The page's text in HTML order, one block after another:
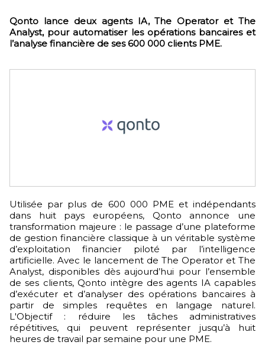
Qonto lance deux agents IA, The Operator et The
Analyst, pour automatiser les opérations bancaires et
l’analyse financière de ses 600 000 clients PME.
Utilisée par plus de 600 000 PME et indépendants
dans huit pays européens, Qonto annonce une
transformation majeure : le passage d’une plateforme
de gestion financière classique à un véritable système
d’exploitation financier piloté par l’intelligence
artificielle. Avec le lancement de The Operator et The
Analyst, disponibles dès aujourd’hui pour l’ensemble
de ses clients, Qonto intègre des agents IA capables
d’exécuter et d’analyser des opérations bancaires à
partir de simples requêtes en langage naturel.
L'Objectif : réduire les tâches administratives
répétitives, qui peuvent représenter jusqu’à huit
heures de travail par semaine pour une PME.